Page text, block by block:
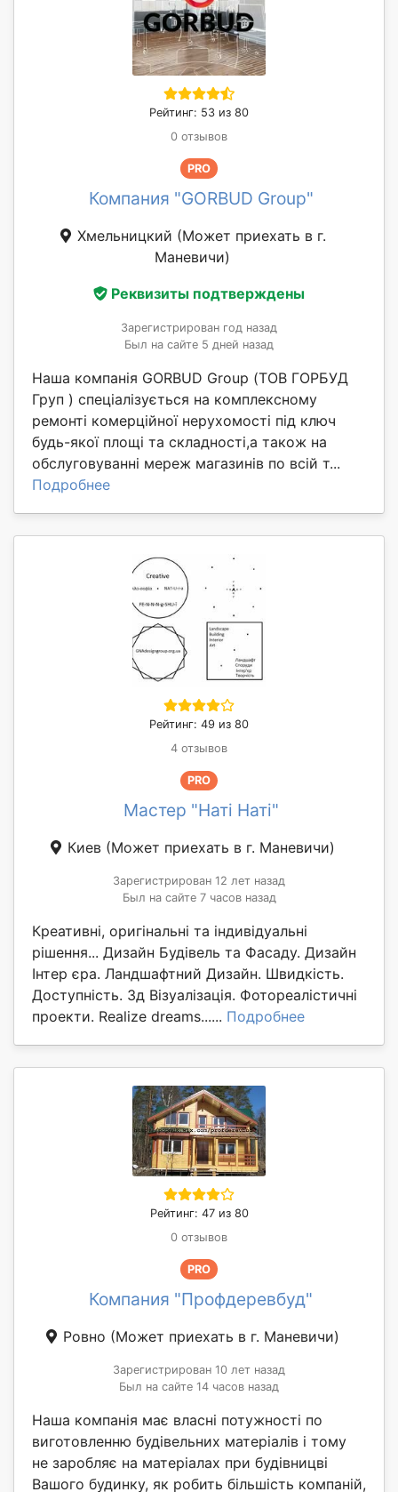
Рейтинг: 53 из 80
0 отзывов
PRO
Компания "GORBUD Group"
Хмельницкий (Может приехать в г.
Маневичи)
Реквизиты подтверждены
Зарегистрирован год назад
Был на сайте 5 дней назад
Наша компанія GORBUD Group (ТОВ ГОРБУД
Груп ) спеціалізується на комплексному
ремонті комерційної нерухомості під ключ
будь-якої площі та складності,а також на
обслуговуванні мереж магазинів по всій т...
Подробнее
Рейтинг: 49 из 80
4 отзывов
PRO
Мастер "Наті Наті"
Киев (Может приехать в г. Маневичи)
Зарегистрирован 12 лет назад
Был на сайте 7 часов назад
Креативні, оригінальні та індивідуальні
рішення... Дизайн Будівель та Фасаду. Дизайн
Інтер єра. Ландшафтний Дизайн. Швидкість.
Доступність. 3д Візуалізація. Фотореалістичні
проекти. Realize dreams...... Подробнее
Рейтинг: 47 из 80
0 отзывов
PRO
Компания "Профдеревбуд"
Ровно (Может приехать в г. Маневичи)
Зарегистрирован 10 лет назад
Был на сайте 14 часов назад
Наша компанія має власні потужності по
виготовленню будівельних матеріалів і тому
не заробляє на матеріалах при будівницві
Вашого будинку, як робить більшість компаній,